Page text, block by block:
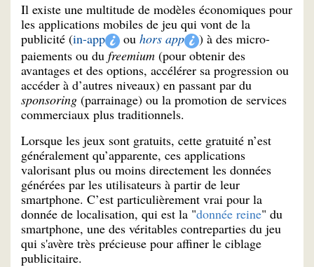
Il existe une multitude de modèles économiques pour
les applications mobiles de jeu qui vont de la
publicité (in-app ou hors app
) à des micro-
paiements ou du freemium (pour obtenir des
avantages et des options, accélérer sa progression ou
accéder à d’autres niveaux) en passant par du
sponsoring (parrainage) ou la promotion de services
commerciaux plus traditionnels.
Lorsque les jeux sont gratuits, cette gratuité n’est
généralement qu’apparente, ces applications
valorisant plus ou moins directement les données
générées par les utilisateurs à partir de leur
smartphone. C’est particulièrement vrai pour la
donnée de localisation, qui est la "donnée reine" du
smartphone, une des véritables contreparties du jeu
qui s'avère très précieuse pour affiner le ciblage
publicitaire.